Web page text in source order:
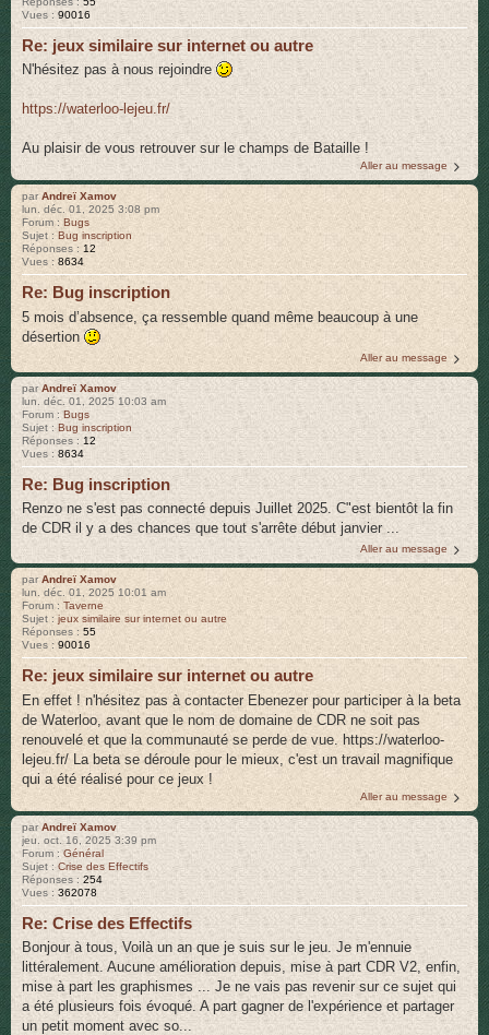
Vues : 90016
Re: jeux similaire sur internet ou autre
N'hésitez pas à nous rejoindre
https://waterloo-lejeu.fr/
Au plaisir de vous retrouver sur le champs de Bataille !
Aller au message
parAndreï Xamov
lun. déc. 01, 2025 3:08 pm
Forum : Bugs
Sujet : Bug inscription
Réponses : 12
Vues : 8634
Re: Bug inscription
5 mois d’absence, ça ressemble quand même beaucoup à une
désertion
Aller au message
parAndreï Xamov
lun. déc. 01, 2025 10:03 am
Forum :Bugs
Sujet :Bug inscription
Réponses : 12
Vues : 8634
Re: Bug inscription
Renzo ne s'est pas connecté depuis Juillet 2025. C"est bientôt la fin
de CDR il y a des chances que tout s'arrête début janvier ...
Aller au message
parAndreï Xamov
lun. déc. 01, 2025 10:01 am
Forum : Taverne
Sujet : jeux similaire sur internet ou autre
Réponses : 55
Vues : 90016
Re: jeux similaire sur internet ou autre
En effet ! n'hésitez pas à contacter Ebenezer pour participer à la beta
de Waterloo, avant que le nom de domaine de CDR ne soit pas
renouvelé et que la communauté se perde de vue. https://waterloo-
lejeu.fr/ La beta se déroule pour le mieux, c'est un travail magnifique
qui a été réalisé pour ce jeux !
Aller au message
parAndreï Xamov
jeu. oct. 16, 2025 3:39 pm
Forum :Général
Sujet :Crise des Effectifs
Réponses : 254
Vues : 362078
Re: Crise des Effectifs
Bonjour à tous, Voilà un an que je suis sur le jeu. Je m'ennuie
littéralement. Aucune amélioration depuis, mise à part CDR V2, enfin,
mise à part les graphismes ... Je ne vais pas revenir sur ce sujet qui
a été plusieurs fois évoqué. A part gagner de l'expérience et partager
un petit moment avec so...